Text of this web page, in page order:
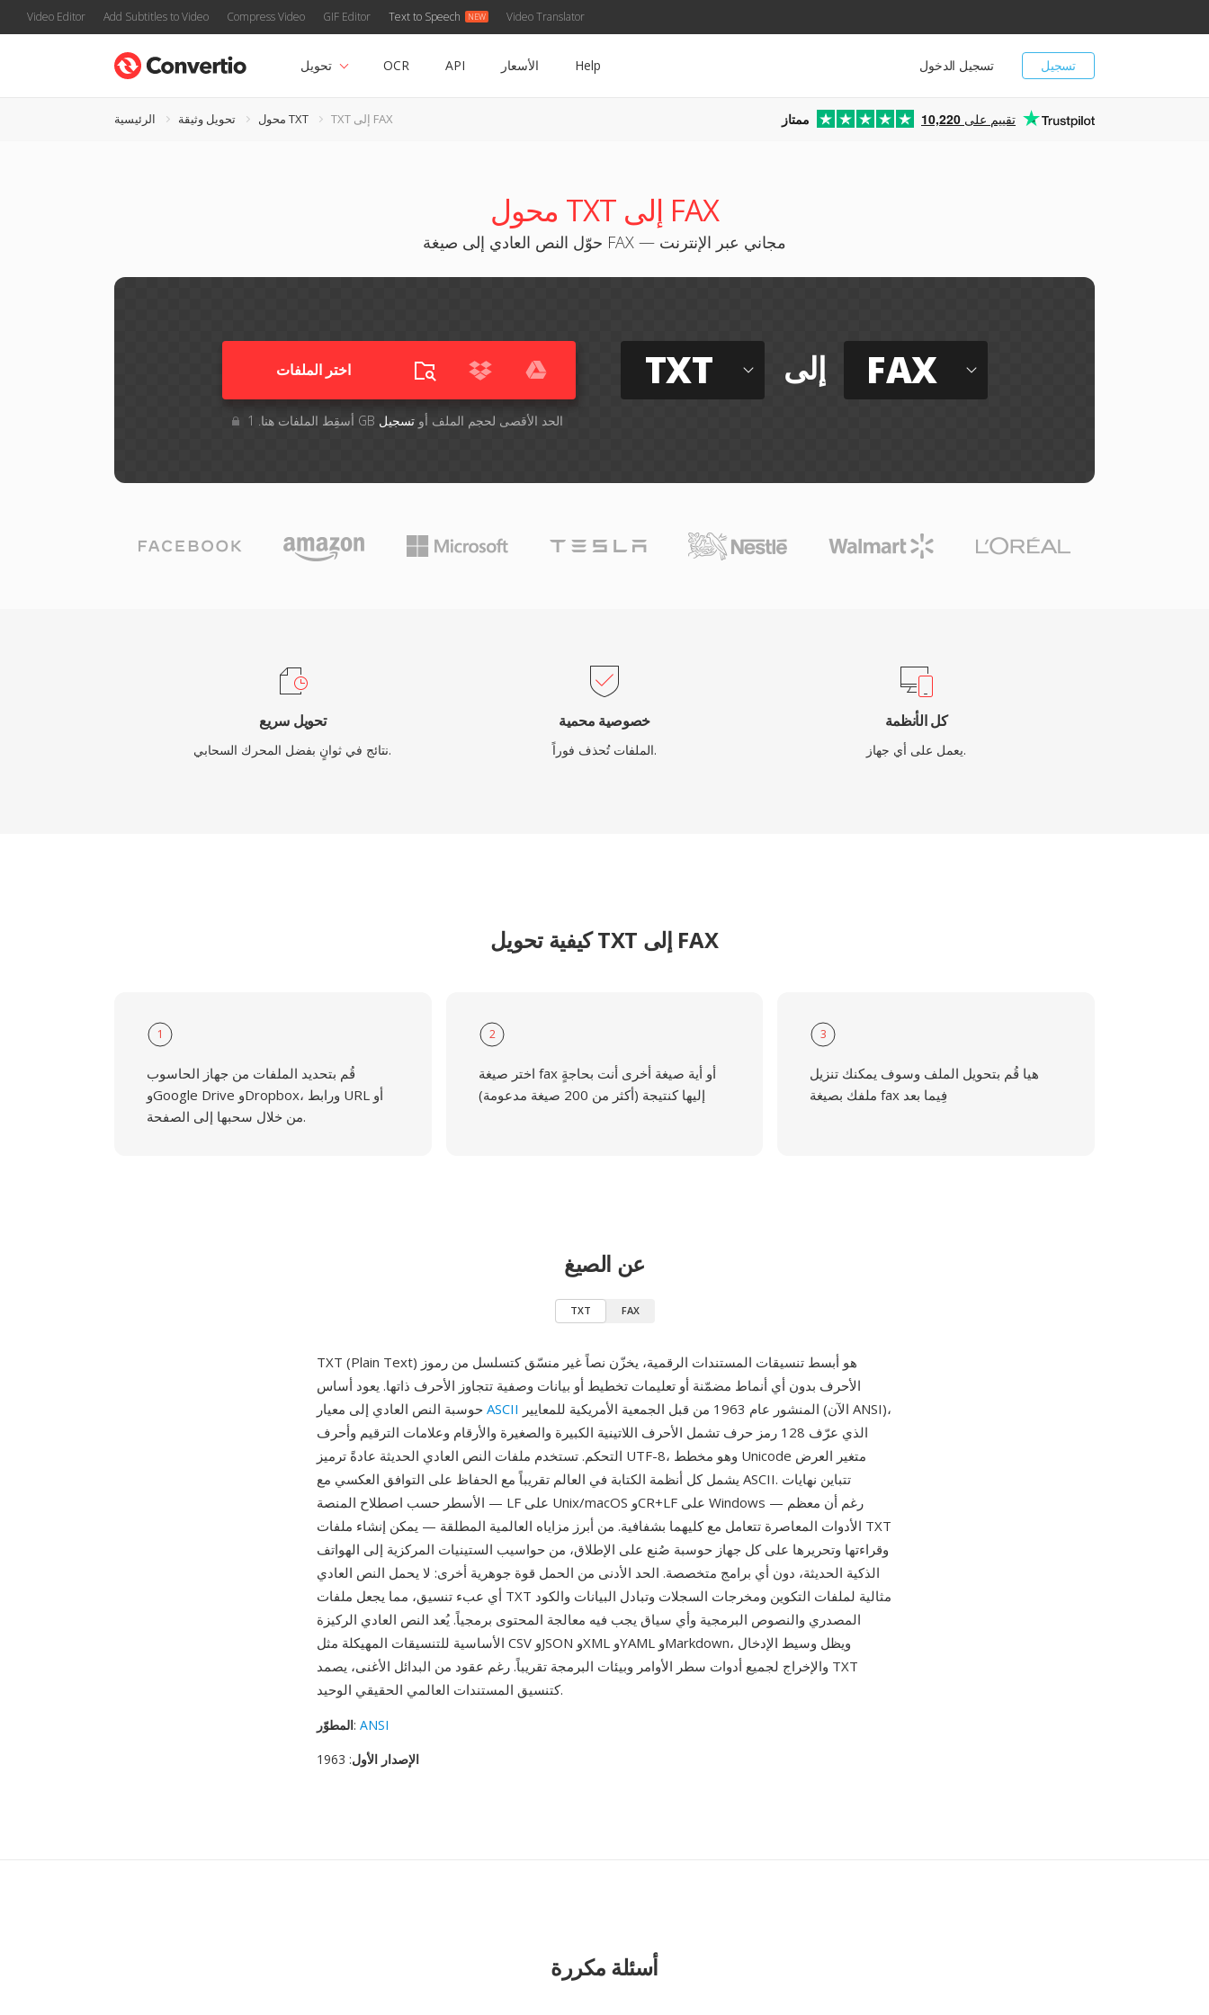
Video Editor Add Subtitles to Video Compress Video GIF Editor Text to Speech Video Translator
تسجيل تسجيل الدخول تحويل OCR API الأسعار Help
الرئيسية تحويل وثيقة محول TXT TXT إلى FAX ممتاز 10,220 تقييم على
محول TXT إلى FAX
حوّل النص العادي إلى صيغة FAX — مجاني عبر الإنترنت
اختر الملفات
أسقِط الملفات هنا. 1 GB الحد الأقصى لحجم الملف أوتسجيل
TXT إلى FAX
تحويل سريع
نتائج في ثوانٍ بفضل المحرك السحابي.
خصوصية محمية
الملفات تُحذف فوراً.
كل الأنظمة
يعمل على أي جهاز.
كيفية تحويل TXT إلى FAX
1
قُم بتحديد الملفات من جهاز الحاسوب
وGoogle Drive وDropbox، ورابط URL أو
من خلال سحبها إلى الصفحة.
2
اختر صيغة fax أو أية صيغة أخرى أنت بحاجةٍ
إليها كنتيجة (أكثر من 200 صيغة مدعومة)
3
هيا قُم بتحويل الملف وسوف يمكنك تنزيل
ملفك بصيغة fax فِيما بعد
عن الصيغ
TXT FAX
TXT (Plain Text) هو أبسط تنسيقات المستندات الرقمية، يخزّن نصاً غير منسّق كتسلسل من رموز
الأحرف بدون أي أنماط مضمّنة أو تعليمات تخطيط أو بيانات وصفية تتجاوز الأحرف ذاتها. يعود أساس
ASCII
الذي عرّف 128 رمز حرف تشمل الأحرف اللاتينية الكبيرة والصغيرة والأرقام وعلامات الترقيم وأحرف
التحكم. تستخدم ملفات النص العادي الحديثة عادةً ترميز UTF-8، وهو مخطط Unicode متغير العرض
يشمل كل أنظمة الكتابة في العالم تقريباً مع الحفاظ على التوافق العكسي مع ASCII. تتباين نهايات
الأسطر حسب اصطلاح المنصة — LF على Unix/macOS وCR+LF على Windows — رغم أن معظم
الأدوات المعاصرة تتعامل مع كليهما بشفافية. من أبرز مزاياه العالمية المطلقة — يمكن إنشاء ملفات TXT
وقراءتها وتحريرها على كل جهاز حوسبة صُنع على الإطلاق، من حواسيب الستينيات المركزية إلى الهواتف
الذكية الحديثة، دون أي برامج متخصصة. الحد الأدنى من الحمل قوة جوهرية أخرى: لا يحمل النص العادي
أي عبء تنسيق، مما يجعل ملفات TXT مثالية لملفات التكوين ومخرجات السجلات وتبادل البيانات والكود
المصدري والنصوص البرمجية وأي سياق يجب فيه معالجة المحتوى برمجياً. يُعد النص العادي الركيزة
الأساسية للتنسيقات المهيكلة مثل CSV وJSON وXML وYAML وMarkdown، ويظل وسيط الإدخال
والإخراج لجميع أدوات سطر الأوامر وبيئات البرمجة تقريباً. رغم عقود من البدائل الأغنى، يصمد TXT
كتنسيق المستندات العالمي الحقيقي الوحيد.
المطوّر: ANSI
الإصدار الأول: 1963
أسئلة مكررة